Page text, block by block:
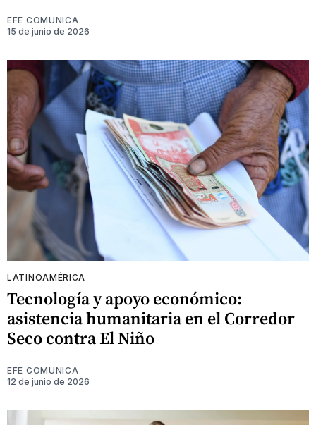
EFE COMUNICA
15 de junio de 2026
LATINOAMÉRICA
Tecnología y apoyo económico:
asistencia humanitaria en el Corredor
Seco contra El Niño
EFE COMUNICA
12 de junio de 2026